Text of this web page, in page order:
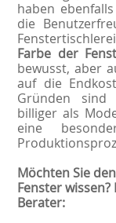
haben
die
Farbe der
bewusst, aber
auf die
Gründen sind
billiger als
eine
Möchten Sie
Fenster
Berater: